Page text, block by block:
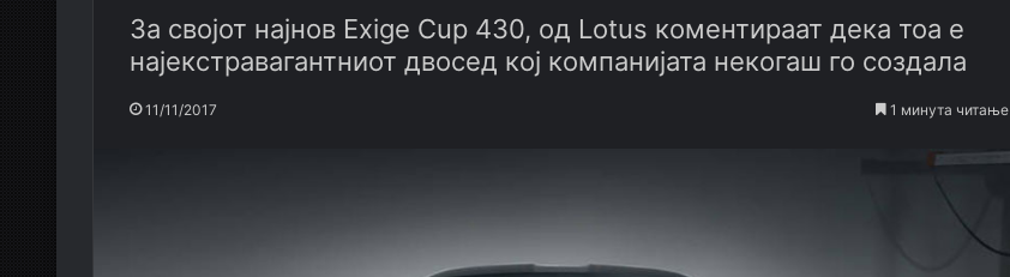
За својот најнов Exige Cup 430, од Lotus коментираат дека тоа е
најекстравагантниот двосед кој компанијата некогаш го создала
11/11/2017 1 минута читање